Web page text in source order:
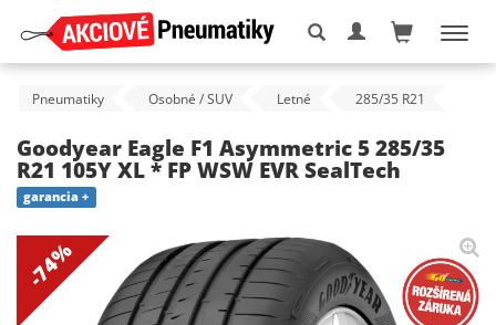
Pneumatiky Osobné / SUV Letné 285/35 R21
Goodyear Eagle F1 Asymmetric 5 285/35
R21 105Y XL * FP WSW EVR SealTech
garancia +
-74%